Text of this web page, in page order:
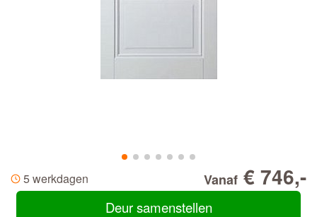
5 werkdagen Vanaf € 746,-
Deur samenstellen